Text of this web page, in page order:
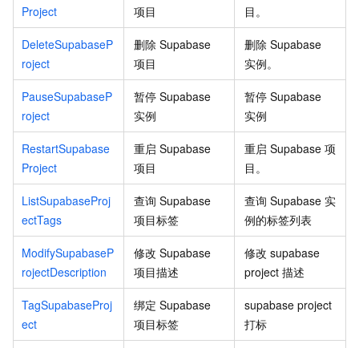
Project
项目
目。
DeleteSupabaseP
roject
删除 Supabase
项目
删除 Supabase
实例。
PauseSupabaseP
roject
暂停 Supabase
实例
暂停 Supabase
实例
RestartSupabase
Project
重启 Supabase
项目
重启 Supabase 项
目。
ListSupabaseProj
ectTags
查询 Supabase
项目标签
查询 Supabase 实
例的标签列表
ModifySupabaseP
rojectDescription
修改 Supabase
项目描述
修改 supabase
project 描述
TagSupabaseProj
ect
绑定 Supabase
项目标签
supabase project
打标